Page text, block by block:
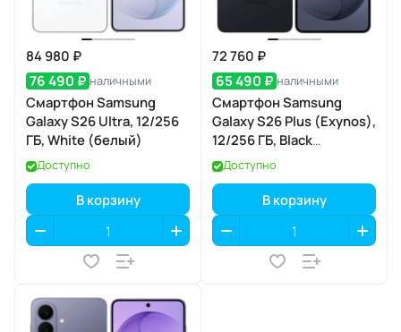
84 980 ₽
76 490 ₽ наличными
Смартфон Samsung
Galaxy S26 Ultra, 12/256
ГБ, White (белый)
Доступно
В корзину
72 760 ₽
65 490 ₽ наличными
Смартфон Samsung
Galaxy S26 Plus (Exynos),
12/256 ГБ, Black
(чёрный)
Доступно
В корзину